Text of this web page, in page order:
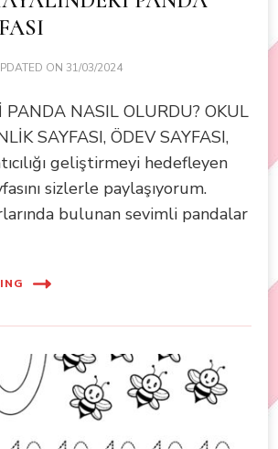
ON 31/03/2024
PANDA NASIL OLURDU? OKUL
SAYFASI, ÖDEV SAYFASI,
geliştirmeyi hedefleyen
sizlerle paylaşıyorum.
bulunan sevimli pandalar